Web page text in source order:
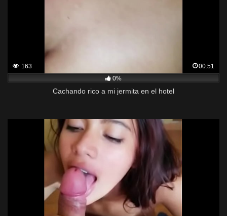
163
00:51
0%
Cachando rico a mi jermita en el hotel